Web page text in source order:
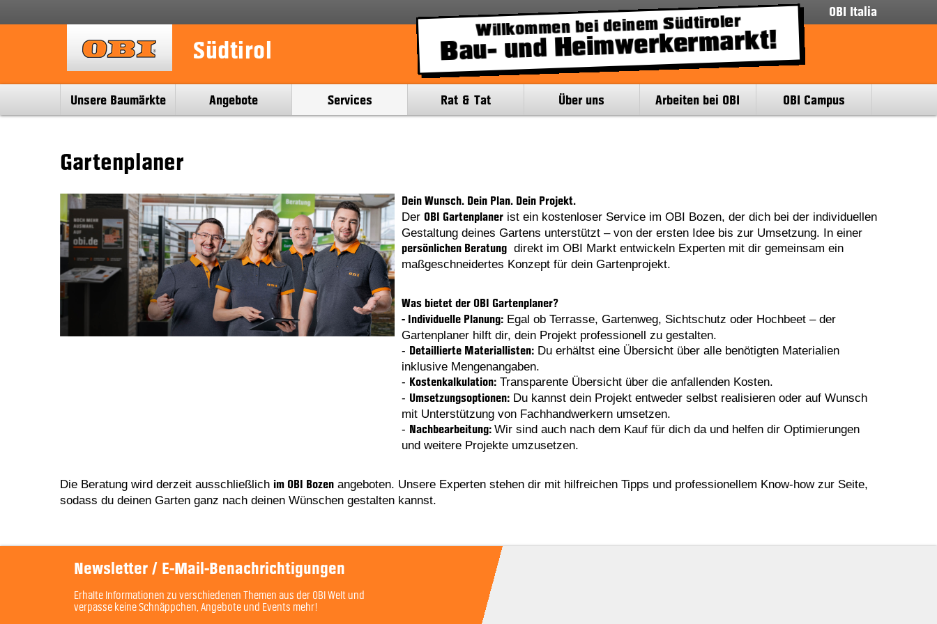
OBI Italia
Südtirol
Willkommen bei deinem Südtiroler
Bau- und Heimwerkermarkt!
Unsere Baumärkte Angebote Services Rat & Tat Über uns Arbeiten bei OBI OBI Campus
Gartenplaner
Dein Wunsch. Dein Plan. Dein Projekt.
Der OBI Gartenplaner ist ein kostenloser Service im OBI Bozen, der dich bei der individuellen
Gestaltung deines Gartens unterstützt – von der ersten Idee bis zur Umsetzung. In einer
persönlichen Beratung
direkt im OBI Markt entwickeln Experten mit dir gemeinsam ein
maßgeschneidertes Konzept für dein Gartenprojekt.
Was bietet der OBI Gartenplaner?
- Individuelle Planung: Egal ob Terrasse, Gartenweg, Sichtschutz oder Hochbeet – der
Gartenplaner hilft dir, dein Projekt professionell zu gestalten.
- Detaillierte Materiallisten: Du erhältst eine Übersicht über alle benötigten Materialien
inklusive Mengenangaben.
- Kostenkalkulation: Transparente Übersicht über die anfallenden Kosten.
- Umsetzungsoptionen: Du kannst dein Projekt entweder selbst realisieren oder auf Wunsch
mit Unterstützung von Fachhandwerkern umsetzen.
- Nachbearbeitung: Wir sind auch nach dem Kauf für dich da und helfen dir Optimierungen
und weitere Projekte umzusetzen.
Die Beratung wird derzeit ausschließlich im OBI Bozen angeboten. Unsere Experten stehen dir mit hilfreichen Tipps und professionellem Know-how zur Seite,
sodass du deinen Garten ganz nach deinen Wünschen gestalten kannst.
Newsletter / E-Mail-Benachrichtigungen
Erhalte Informationen zu verschiedenen Themen aus der OBI Welt und
verpasse keine Schnäppchen, Angebote und Events mehr!